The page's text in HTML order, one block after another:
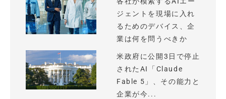
ジェントを現場に入れ
るためのデバイス、企
業は何を問うべきか
米政府に公開3日で停止
されたAI「Claude
Fable 5」、その能力と
企業が今...